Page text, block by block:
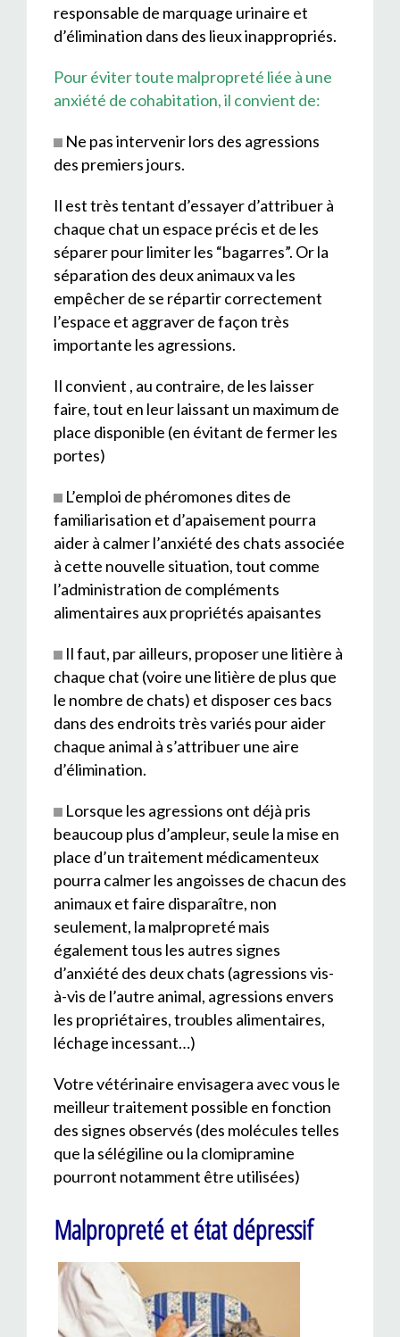
responsable de marquage urinaire et
d’élimination dans des lieux inappropriés.
Pour éviter toute malpropreté liée à une
anxiété de cohabitation, il convient de:
Ne pas intervenir lors des agressions
des premiers jours.
Il est très tentant d’essayer d’attribuer à
chaque chat un espace précis et de les
séparer pour limiter les “bagarres”. Or la
séparation des deux animaux va les
empêcher de se répartir correctement
l’espace et aggraver de façon très
importante les agressions.
Il convient , au contraire, de les laisser
faire, tout en leur laissant un maximum de
place disponible (en évitant de fermer les
portes)
L’emploi de phéromones dites de
familiarisation et d’apaisement pourra
aider à calmer l’anxiété des chats associée
à cette nouvelle situation, tout comme
l’administration de compléments
alimentaires aux propriétés apaisantes
Il faut, par ailleurs, proposer une litière à
chaque chat (voire une litière de plus que
le nombre de chats) et disposer ces bacs
dans des endroits très variés pour aider
chaque animal à s’attribuer une aire
d’élimination.
Lorsque les agressions ont déjà pris
beaucoup plus d’ampleur, seule la mise en
place d’un traitement médicamenteux
pourra calmer les angoisses de chacun des
animaux et faire disparaître, non
seulement, la malpropreté mais
également tous les autres signes
d’anxiété des deux chats (agressions vis-
à-vis de l’autre animal, agressions envers
les propriétaires, troubles alimentaires,
léchage incessant…)
Votre vétérinaire envisagera avec vous le
meilleur traitement possible en fonction
des signes observés (des molécules telles
que la sélégiline ou la clomipramine
pourront notamment être utilisées)
Malpropreté et état dépressif